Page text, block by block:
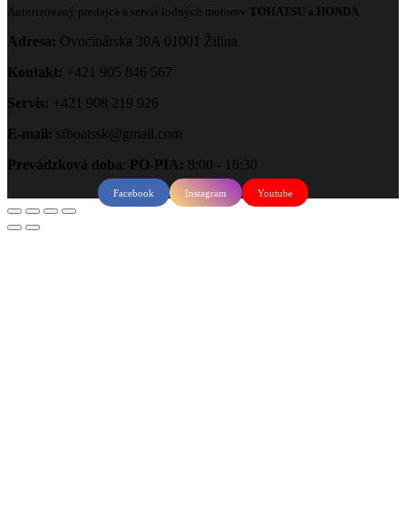
Autorizovaný predajca a servis lodných motorov TOHATSU a HONDA
Adresa: Ovocinárska 30A 01001 Žilina
Kontakt: +421 905 846 567
Servis: +421 908 219 926
E-mail: sfboatssk@gmail.com
Prevádzková doba: PO-PIA: 8:00 - 16:30
Facebook Instagram Youtube